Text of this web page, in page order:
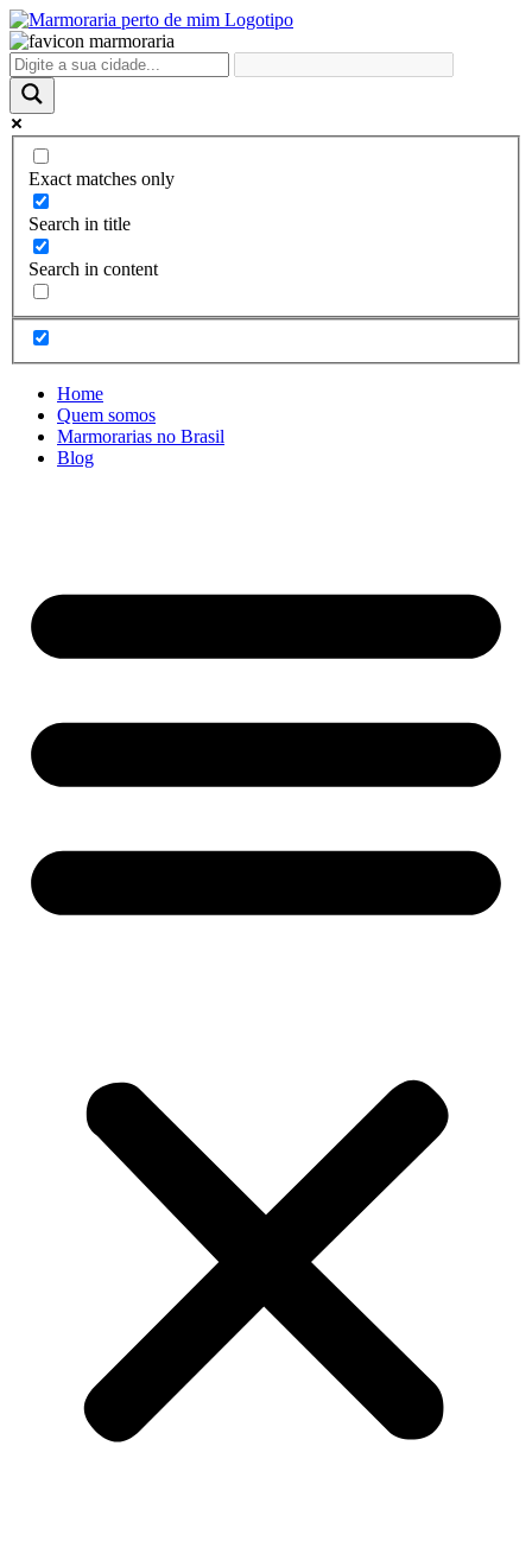
Ir
para
o
conteúdo
Exact matches only
Search in title
Search in content
Home
Quem somos
Marmorarias no Brasil
Blog